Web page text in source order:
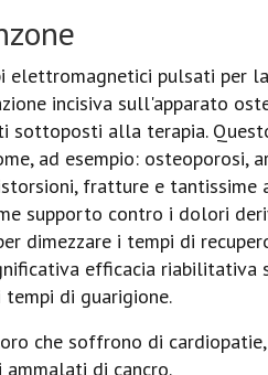
elettromagnetici pulsati per
incisiva sull'apparato
sottoposti alla terapia.
ad esempio: osteoporosi,
fratture e tantissime
supporto contro i dolori
dimezzare i tempi di
efficacia riabilitativa
di guarigione.
che soffrono di
ammalati di cancro.